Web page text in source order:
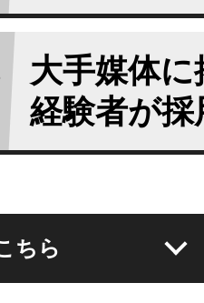
大手媒体
経験者が
ちら